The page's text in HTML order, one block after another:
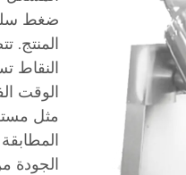
ضغط
النقاط
الوقت
مثل
الجودة